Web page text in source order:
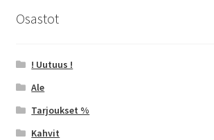
Osastot
! Uutuus !
Ale
Tarjoukset %
Kahvit